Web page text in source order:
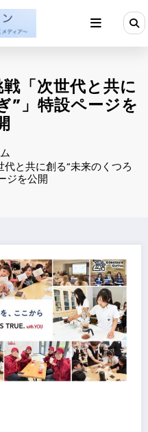
「次世代と共に
”」特設ページを
と共に創る“未来のくつろ
ジを公開